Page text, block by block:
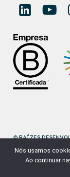
© RAÍZES
DESENVOLVIDO
Nós usamos
Ao continuar